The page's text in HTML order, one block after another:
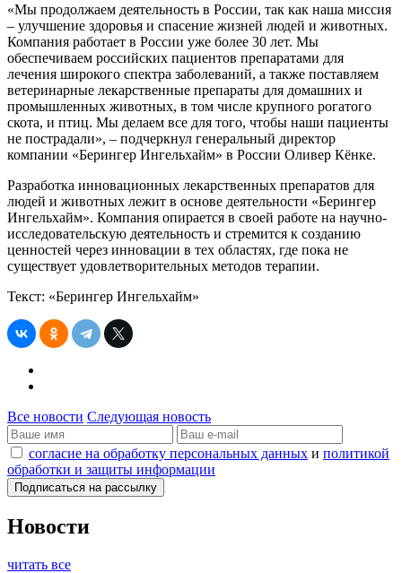
«Мы продолжаем деятельность в России, так как наша миссия
– улучшение здоровья и спасение жизней людей и животных.
Компания работает в России уже более 30 лет. Мы
обеспечиваем российских пациентов препаратами для
лечения широкого спектра заболеваний, а также поставляем
ветеринарные лекарственные препараты для домашних и
промышленных животных, в том числе крупного рогатого
скота, и птиц. Мы делаем все для того, чтобы наши пациенты
не пострадали», – подчеркнул генеральный директор
компании «Берингер Ингельхайм» в России Оливер Кёнке.
Разработка инновационных лекарственных препаратов для
людей и животных лежит в основе деятельности «Берингер
Ингельхайм». Компания опирается в своей работе на научно-
исследовательскую деятельность и стремится к созданию
ценностей через инновации в тех областях, где пока не
существует удовлетворительных методов терапии.
Текст: «Берингер Ингельхайм»
Все новости Следующая новость
согласие на обработку персональных данных и политикой
обработки и защиты информации
Новости
читать все